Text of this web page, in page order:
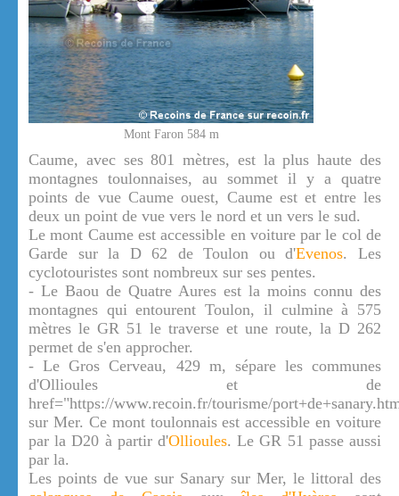
Mont Faron 584 m
Caume, avec ses 801 mètres, est la plus haute des
montagnes toulonnaises, au sommet il y a quatre
points de vue Caume ouest, Caume est et entre les
deux un point de vue vers le nord et un vers le sud.
Le mont Caume est accessible en voiture par le col de
Garde sur la D 62 de Toulon ou d'Evenos. Les
cyclotouristes sont nombreux sur ses pentes.
- Le Baou de Quatre Aures est la moins connu des
montagnes qui entourent Toulon, il culmine à 575
mètres le GR 51 le traverse et une route, la D 262
permet de s'en approcher.
- Le Gros Cerveau, 429 m, sépare les communes
d'Ollioules et de
href="https://www.recoin.fr/tourisme/
sur Mer. Ce mont toulonnais est accessible en voiture
par la D20 à partir d'Ollioules. Le GR 51 passe aussi
par la.
Les points de vue sur Sanary sur Mer, le littoral des